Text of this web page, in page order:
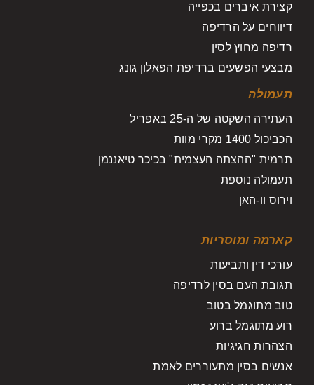
קצירת איברים בכפייה
דיווחים על הרדיפה
רדיפה מחוץ לסין
מבצעי הפשעים ברדיפת הפאלון גונג
תעמולה
העתירה השקטה של ה-25 באפריל
הכביכול 1400 מקרי מוות
תרמית "ההצתה העצמית" בכיכר טיאננמן
תעמולה נוספת
וירוס וו-האן
קארמה ומוסריות
עורכי דין ותביעות
תגובת העם בסין לרדיפה
טוב מתוגמל בטוב
רוע מתוגמל ברוע
הצהרות חגיגיות
אנשים בסין מתעוררים לאמת